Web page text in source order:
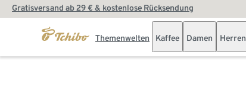
Gratisversand ab 29 € & kostenlose Rücksendung
Themenwelten Kaffee Damen Herren